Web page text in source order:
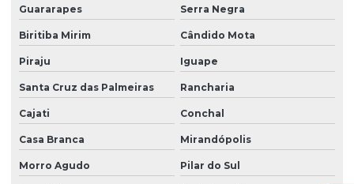
Portaria remota preço
Portaria e zeladoria
Portaria e zeladoria terceirizadas
Poste de câmeras
Prestação de serviço zeladoria
Recepção com controle de acesso
Recepção e portaria
Guararapes Serra Negra
Biritiba Mirim Cândido Mota
Piraju Iguape
Santa Cruz das Palmeiras Rancharia
Cajati Conchal
Casa Branca Mirandópolis
Morro Agudo Pilar do Sul